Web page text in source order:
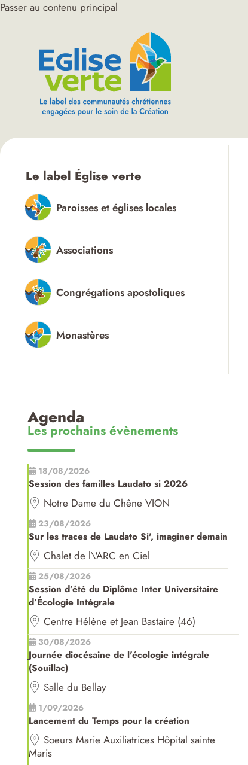
Passer au contenu principal
Le label Église verte
Paroisses et églises locales
Associations
Congrégations apostoliques
Monastères
Agenda
Les prochains évènements
18/08/2026
Session des familles Laudato si 2026
Notre Dame du Chêne VION
23/08/2026
Sur les traces de Laudato Si', imaginer demain
Chalet de l\'ARC en Ciel
25/08/2026
Session d’été du Diplôme Inter Universitaire
d’Écologie Intégrale
Centre Hélène et Jean Bastaire (46)
30/08/2026
Journée diocésaine de l'écologie intégrale
(Souillac)
Salle du Bellay
1/09/2026
Lancement du Temps pour la création
Soeurs Marie Auxiliatrices Hôpital sainte
Maris